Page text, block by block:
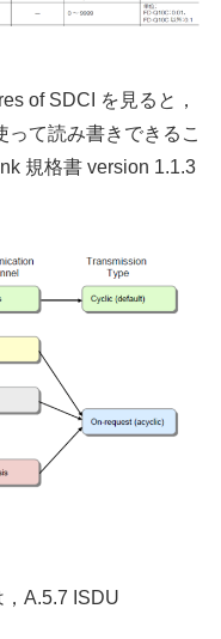
of SDCI を見ると，
て読み書きできるこ
規格書 version 1.1.3
A.5.7 ISDU